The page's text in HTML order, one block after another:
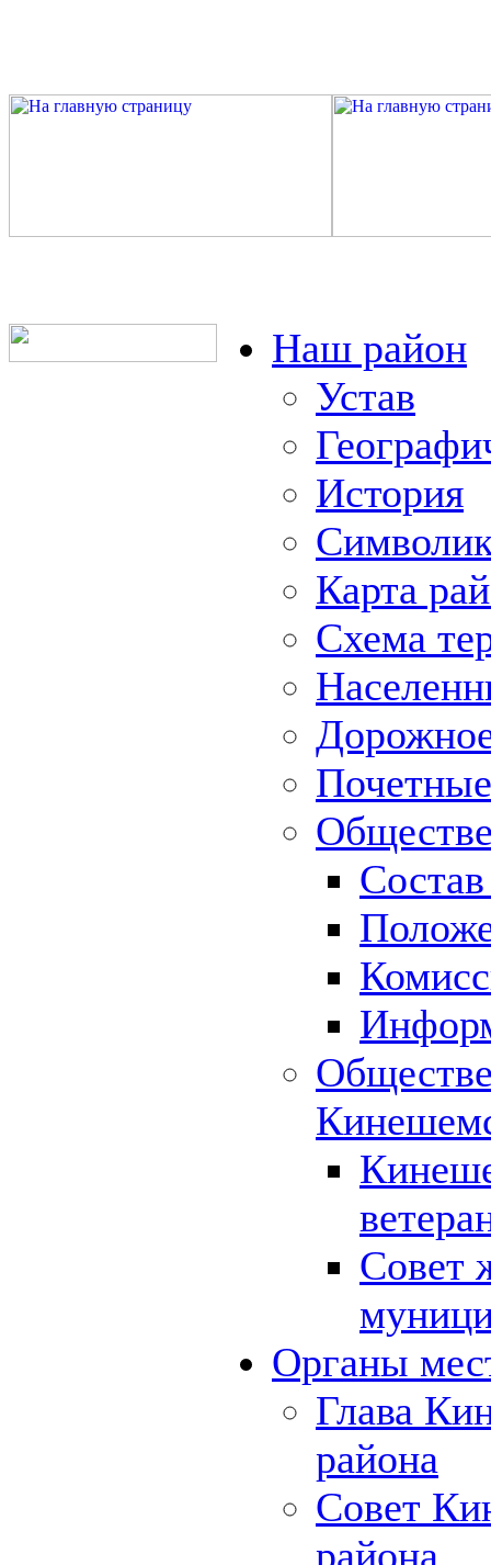
Наш район
Устав
История
Карта
Схема
Совет
Органы
Глава
района
Совет
района